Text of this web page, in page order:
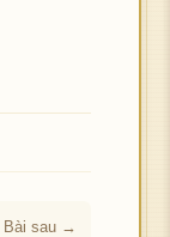
Bài sau →